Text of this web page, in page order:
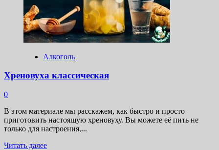
Алкоголь
Хреновуха классическая
0
В этом материале мы расскажем, как быстро и просто
приготовить настоящую хреновуху. Вы можете её пить не
только для настроения,...
Читать далееПрочитать